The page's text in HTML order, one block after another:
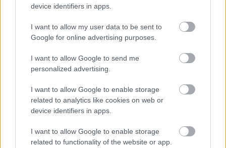
device identifiers in apps.
I want to allow my user data to be sent to
Google for online advertising purposes.
I want to allow Google to send me
personalized advertising.
I want to allow Google to enable storage
related to analytics like cookies on web or
device identifiers in apps.
I want to allow Google to enable storage
related to functionality of the website or app.
TITKOK: ITT A SHELBY OAKS – A GONOSZ
NYOMÁBAN MAGYAR ELŐZETESE